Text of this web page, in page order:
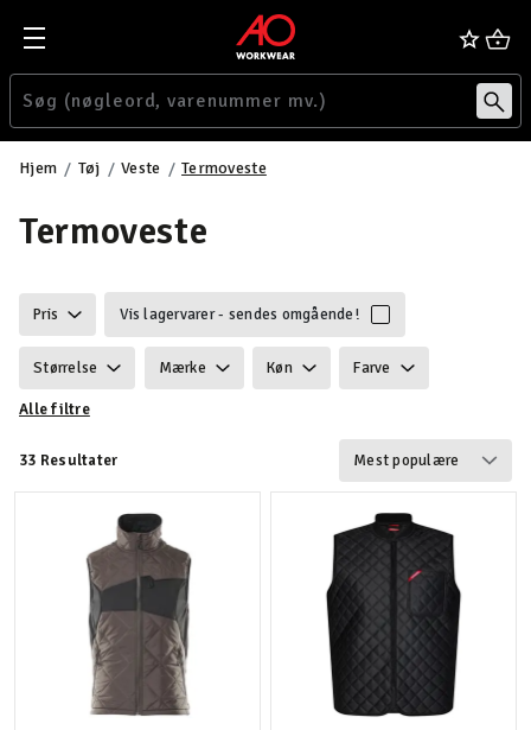
Hjem Tøj Veste Termoveste
Termoveste
Pris Vis lagervarer - sendes omgående!
Størrelse Mærke Køn Farve
Ansvarlighed
Alle filtre
33 Resultater